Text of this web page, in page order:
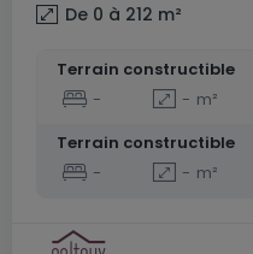
De 0 à 212 m²
Terrain constructible
-
- m²
Terrain constructible
-
- m²